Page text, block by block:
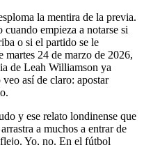
la mentira de la previa.
empieza a notarse si
o si el partido se le
martes 24 de marzo de 2026,
de Leah Williamson ya
así de claro: apostar
y ese relato londinense que
a muchos a entrar de
Yo, no. En el fútbol